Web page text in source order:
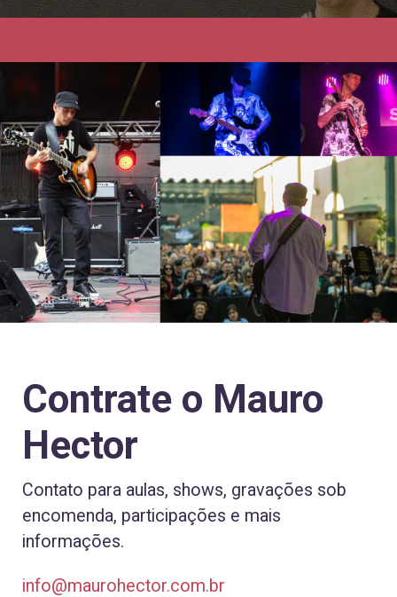
Contrate o Mauro
Hector
Contato para aulas, shows, gravações sob
encomenda, participações e mais
informações.
info@maurohector.com.br